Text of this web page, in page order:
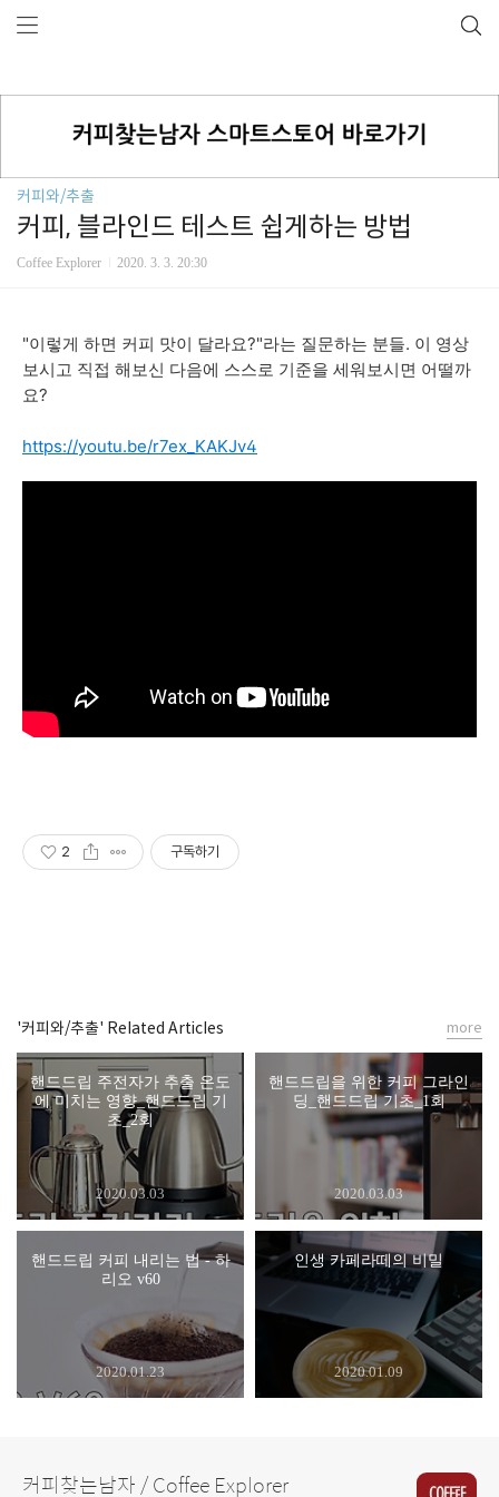
커피와/추출
커피, 블라인드 테스트 쉽게하는 방법
Coffee Explorer 2020. 3. 3. 20:30
"이렇게 하면 커피 맛이 달라요?"라는 질문하는 분들. 이 영상
보시고 직접 해보신 다음에 스스로 기준을 세워보시면 어떨까
요?
https://youtu.be/r7ex_KAKJv4
2 구독하기
'커피와/추출' Related Articles
핸드드립 주전자가 추출 온도
에 미치는 영향_핸드드립 기
초_2회
2020.03.03
핸드드립을 위한 커피 그라인
딩_핸드드립 기초_1회
2020.03.03
핸드드립 커피 내리는 법 - 하
리오 v60
2020.01.23
인생 카페라떼의 비밀
2020.01.09
more
커피찾는남자 / Coffee Explorer